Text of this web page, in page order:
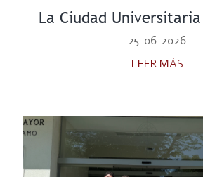
La Ciudad
25-06-2026
LEER MÁS